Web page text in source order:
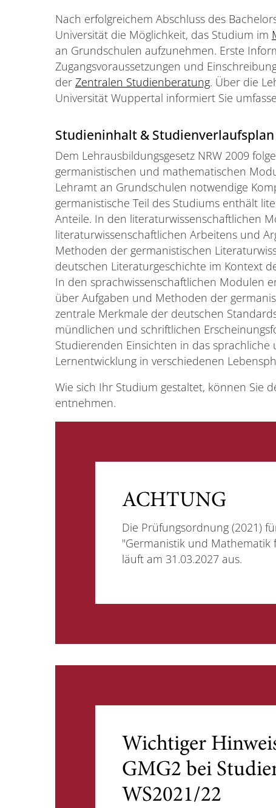
Nach erfolgreichem Abschluss des
Universität die Möglichkeit, das Studium im
an Grundschulen aufzunehmen. Erste
Zugangsvoraussetzungen und
der Zentralen Studienberatung. Über die
Universität Wuppertal informiert Sie
Studieninhalt & Studienverlaufsplan
Dem Lehrausbildungsgesetz NRW 2009
germanistischen und mathematischen
Lehramt an Grundschulen notwendige
germanistische Teil des Studiums enthält
Anteile. In den literaturwissenschaftlichen
literaturwissenschaftlichen Arbeitens und
Methoden der germanistischen
deutschen Literaturgeschichte im Kontext
In den sprachwissenschaftlichen Modulen
über Aufgaben und Methoden der
zentrale Merkmale der deutschen
mündlichen und schriftlichen
Studierenden Einsichten in das
Lernentwicklung in verschiedenen
Wie sich Ihr Studium gestaltet, können Sie
entnehmen.
ACHTUNG
Die Prüfungsordnung (2021)
"Germanistik und Mathematik
läuft am 31.03.2027 aus.
Wichtiger
GMG2 bei
WS2021/22